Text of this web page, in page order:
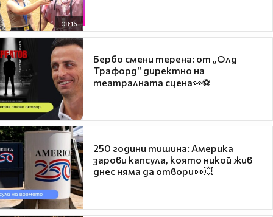
08:16
Бербо смени терена: от „Олд
Трафорд“ директно на
театралната сцена👀⚽
250 години тишина: Америка
зарови капсула, която никой жив
днес няма да отвори👀💥